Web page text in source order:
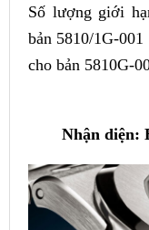
Số lượng giới
bản 5810/1G-
cho bản 5810G-
Nhận diện: